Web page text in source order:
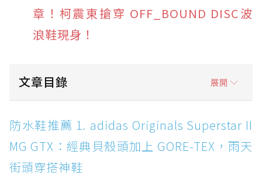
章！柯震東搶穿 OFF_BOUND DISC波
浪鞋現身！
文章目錄 展開
防水鞋推薦 1. adidas Originals Superstar II
MG GTX：經典貝殼頭加上 GORE-TEX，雨天街
頭穿搭神鞋
防水鞋推薦 2. New Balance Hierro v9 GORE-
防水鞋推薦 1. adidas Originals Superstar II
MG GTX：經典貝殼頭加上 GORE-TEX，雨天
街頭穿搭神鞋